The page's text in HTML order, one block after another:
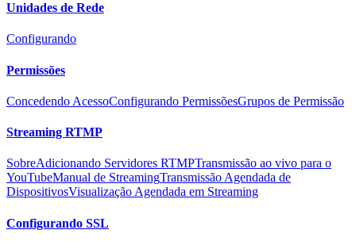
Unidades de Rede
Configurando
Permissões
Concedendo AcessoConfigurando PermissõesGrupos de Permissão
Streaming RTMP
SobreAdicionando Servidores RTMPTransmissão ao vivo para o
YouTubeManual de StreamingTransmissão Agendada de
DispositivosVisualização Agendada em Streaming
Configurando SSL